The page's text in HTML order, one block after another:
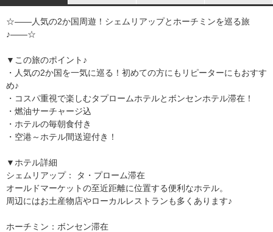
☆――人気の2か国周遊！シェムリアップとホーチミンを巡る旅
♪――☆
▼この旅のポイント♪
・人気の2か国を一気に巡る！初めての方にもリピーターにもおすす
め♪
・コスパ重視で楽しむタプロームホテルとボンセンホテル滞在！
・燃油サーチャージ込
・ホテルの毎朝食付き
・空港～ホテル間送迎付き！
▼ホテル詳細
シェムリアップ： タ・プローム滞在
オールドマーケットの至近距離に位置する便利なホテル。
周辺にはお土産物店やローカルレストランも多くあります♪
ホーチミン：ボンセン滞在